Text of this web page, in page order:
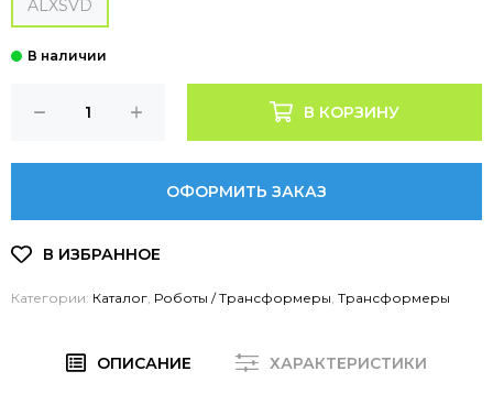
ALXSVD
В КОРЗИНУ
ОФОРМИТЬ ЗАКАЗ
Категории: Каталог Роботы / Трансформеры Трансформеры
ОПИСАНИЕ ХАРАКТЕРИСТИКИ